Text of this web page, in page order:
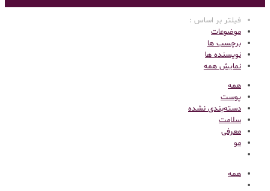
فیلتر بر اساس :
موضوعات
برچسب ها
نویسنده ها
نمایش همه
همه
پوست
دسته‌بندی نشده
سلامت
معرفی
مو
همه